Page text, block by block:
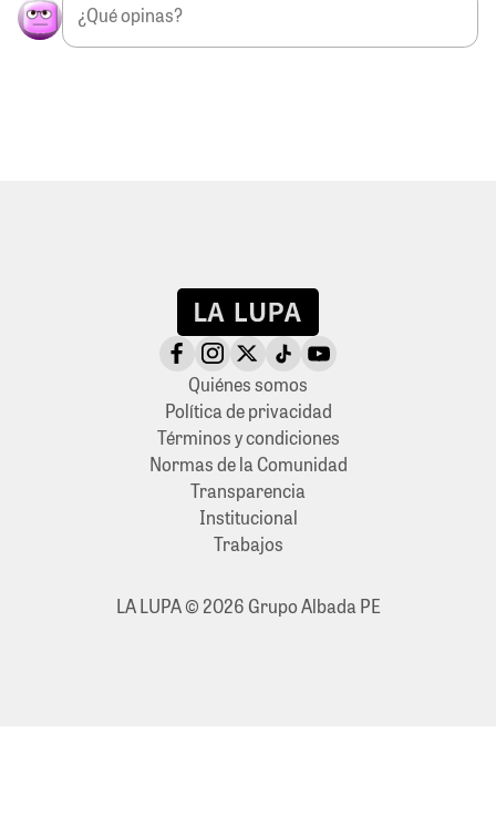
Quiénes somos
Política de privacidad
Términos y condiciones
Normas de la Comunidad
Transparencia
Institucional
Trabajos
LA LUPA © 2026 Grupo Albada PE